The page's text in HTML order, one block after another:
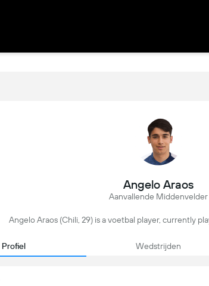
Angelo Araos
Aanvallende Middenvelder
Angelo Araos (Chili, 29) is a voetbal player, currently
Profiel Wedstrijden